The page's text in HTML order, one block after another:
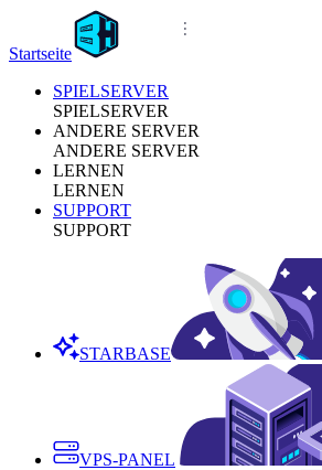
Startseite
SPIELSERVER
SPIELSERVER
ANDERE SERVER
ANDERE SERVER
LERNEN
LERNEN
SUPPORT
SUPPORT
STARBASE
VPS-PANEL